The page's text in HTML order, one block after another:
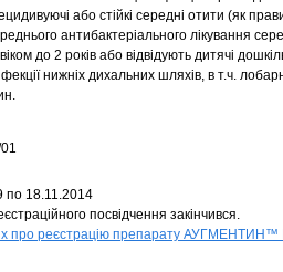
або стійкі середні отити (як
антибактеріального лікування
до 2 років або відвідують дитячі
нижніх дихальних шляхів, в т.ч.
по 18.11.2014
посвідчення закінчився.
про реєстрацію препарату АУГМЕНТИН™